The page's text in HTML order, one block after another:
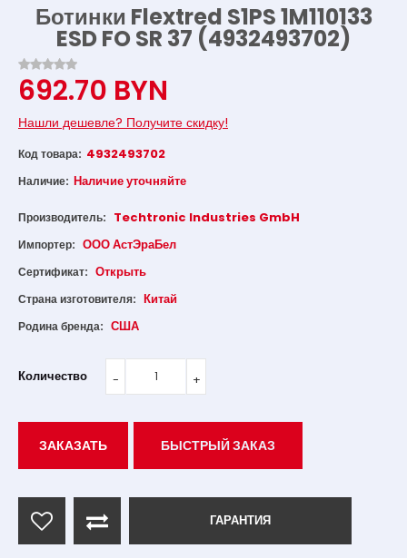
Ботинки Flextred S1PS 1M110133
ESD FO SR 37 (4932493702)
692.70 BYN
Нашли дешевле? Получите скидку!
Код товара: 4932493702
Наличие: Наличие уточняйте
Производитель: Techtronic Industries GmbH
Импортер: ООО АстЭраБел
Сертификат: Открыть
Страна изготовителя: Китай
Родина бренда: США
Количество
ЗАКАЗАТЬ БЫСТРЫЙ ЗАКАЗ
ГАРАНТИЯ